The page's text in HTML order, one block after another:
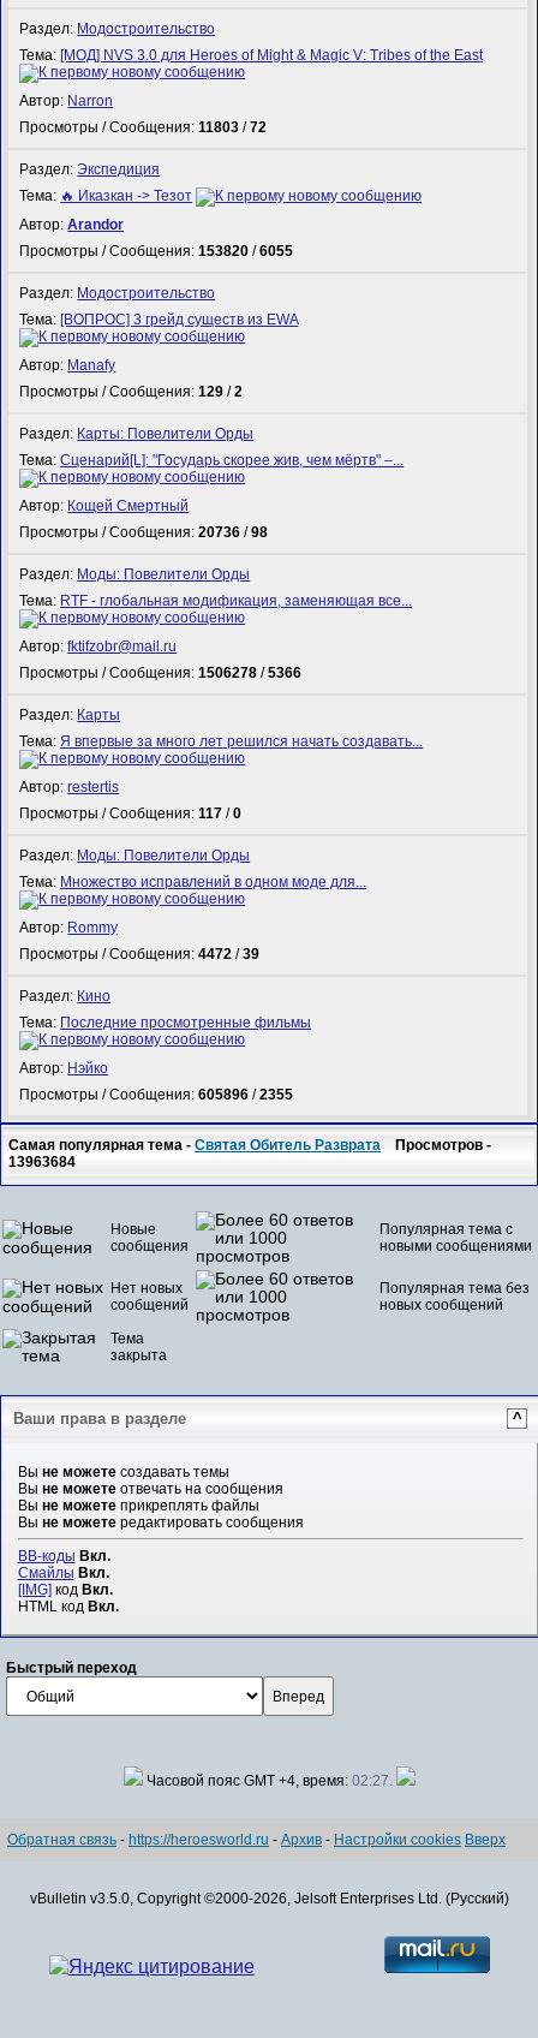
Раздел: Модостроительство
Тема: [МОД] NVS 3.0 для Heroes of Might & Magic V: Tribes of the East
Автор: Narron
Просмотры / Сообщения:11803 /72
Раздел:Экспедиция
Тема: 🔥 Иказкан -> Тезот
Автор:Arandor
Просмотры / Сообщения:153820 /6055
Раздел: Модостроительство
Тема: [ВОПРОС] 3 грейд существ из EWA
Автор: Manafy
Просмотры / Сообщения:129 /2
Раздел: Карты: Повелители Орды
Тема:Сценарий[L]: "Государь скорее жив, чем мёртв" –...
Автор: Кощей Смертный
Просмотры / Сообщения:20736 /98
Раздел: Моды: Повелители Орды
Тема: RTF - глобальная модификация, заменяющая все...
Автор:fktifzobr@mail.ru
Просмотры / Сообщения:1506278 /5366
Раздел: Карты
Тема:Я впервые за много лет решился начать создавать...
Автор:restertis
Просмотры / Сообщения:117 /0
Раздел: Моды: Повелители Орды
Тема: Множество исправлений в одном моде для...
Автор: Rommy
Просмотры / Сообщения:4472 /39
Раздел: Кино
Тема: Последние просмотренные фильмы
Автор: Нэйко
Просмотры / Сообщения:605896 /2355
Самая популярная тема -Святая Обитель Разврата Просмотров -
13963684
Новые
сообщения
Популярная тема с
новыми сообщениями
Нет новых
сообщений
Популярная тема без
новых сообщений
Тема
закрыта
Ваши права в разделе ^
Вы не можетесоздавать темы
Вы не можетеотвечать на сообщения
Вы не можетеприкреплять файлы
Вы не можетередактировать сообщения
BB-коды Вкл.
Смайлы Вкл.
[IMG]код Вкл.
HTML код Вкл.
Быстрый переход
Часовой пояс GMT +4, время: 02:27.
Обратная связь - https://heroesworld.ru - Архив - Настройки cookies Вверх
vBulletin v3.5.0, Copyright ©2000-2026, Jelsoft Enterprises Ltd. (Русский)